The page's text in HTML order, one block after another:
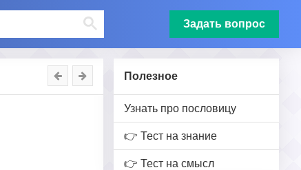
Задать вопрос
Полезное
Узнать про пословицу
👉 Тест на знание
👉 Тест на смысл